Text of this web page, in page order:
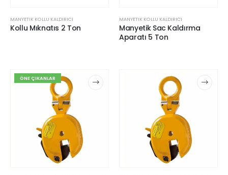
MANYETIK KOLLU KALDIRICI
Kollu Mıknatıs 2 Ton
MANYETIK KOLLU KALDIRICI
Manyetik Sac Kaldırma
Aparatı 5 Ton
ÖNE ÇIKANLAR